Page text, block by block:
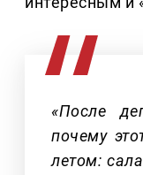
«После
почему
летом: